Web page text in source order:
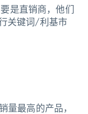
是直销商，他们
关键词/利基市
量最高的产品，